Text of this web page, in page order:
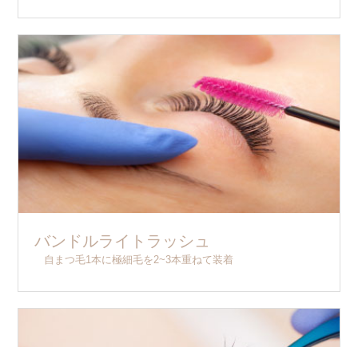
バンドルライトラッシュ
自まつ毛1本に極細毛を2~3本重ねて装着